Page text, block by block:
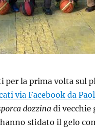
per la prima volta sul
via Facebook da
dozzina di vecchie
sfidato il gelo